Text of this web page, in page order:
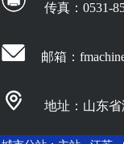
传真：0531-
邮箱：
地址：山东